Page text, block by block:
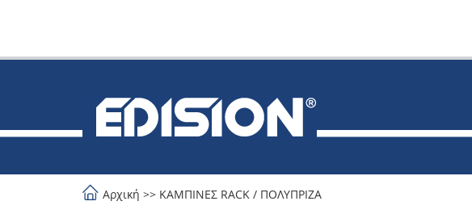
Αρχική >> ΚΑΜΠΙΝΕΣ RACK / ΠΟΛΥΠΡΙΖΑ